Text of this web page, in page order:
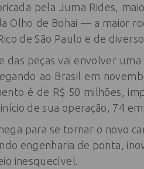
pela Juma Rides,
Olho de Bohai — a maior
de São Paulo e de
das peças vai envolver
ao Brasil em
é de R$ 50 milhões,
de sua operação, 74
para se tornar o novo
engenharia de ponta,
inesquecível.